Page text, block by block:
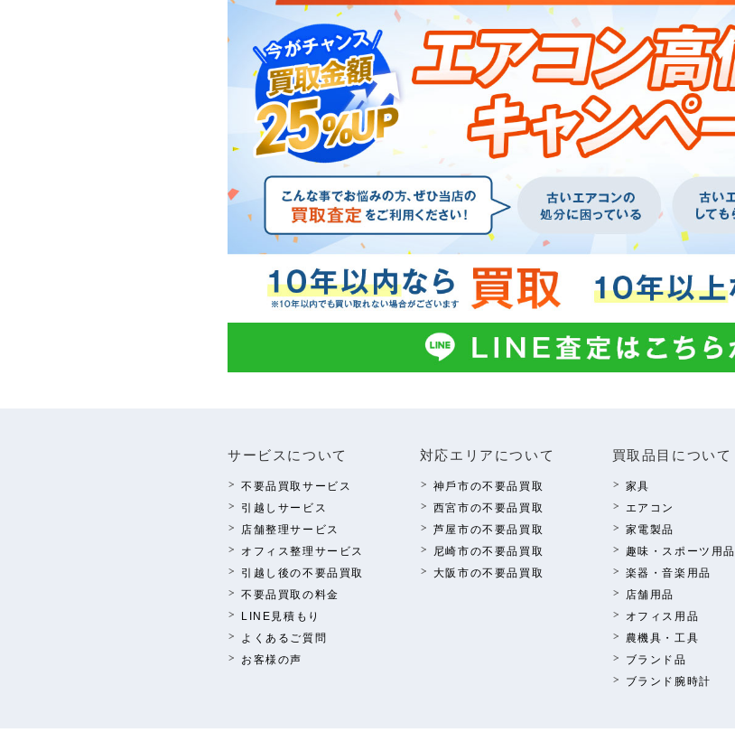
サービスについて
不要品買取サービス
引越しサービス
店舗整理サービス
オフィス整理サービス
引越し後の不要品買取
不要品買取の料⾦
LINE⾒積もり
よくあるご質問
お客様の声
対応エリアについて
神⼾市の不要品買取
西宮市の不要品買取
芦屋市の不要品買取
尼崎市の不要品買取
⼤阪市の不要品買取
買取品⽬について
家具
エアコン
家電製品
趣味・スポーツ⽤品
楽器・⾳楽⽤品
店舗⽤品
オフィス⽤品
農機具・⼯具
ブランド品
ブランド腕時計